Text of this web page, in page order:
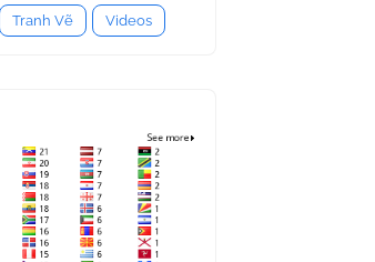
Tranh Vẽ Videos